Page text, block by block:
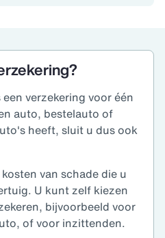
verzekering voor één
auto, bestelauto of
heeft, sluit u dus ook
van schade die u
U kunt zelf kiezen
bijvoorbeeld voor
of voor inzittenden.